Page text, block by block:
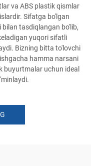
va ABS plastik qismlar
Sifatga bo'lgan
tasdiqlangan bo'lib,
yuqori sifatli
Bizning bitta to'lovchi
hamma narsani
buyurtmalar uchun ideal